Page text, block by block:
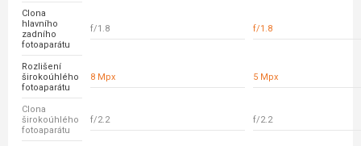
Clona
hlavního
zadního
fotoaparátu
f/1.8 f/1.8
Rozlišení
širokoúhlého
fotoaparátu
8 Mpx 5 Mpx
Clona
širokoúhlého
fotoaparátu
f/2.2 f/2.2